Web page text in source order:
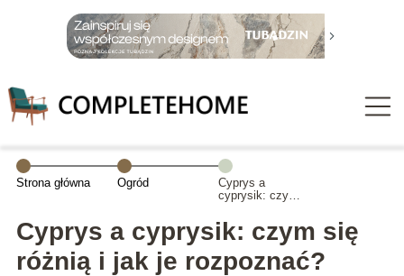
Strona główna Ogród
Cyprys a
cyprysik: czym
je rozpoznać?
Cyprys a cyprysik: czym się
różnią i jak je rozpoznać?